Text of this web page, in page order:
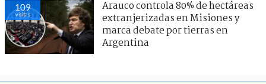
109
visitas
Arauco controla 80% de hectáreas
extranjerizadas en Misiones y
marca debate por tierras en
Argentina